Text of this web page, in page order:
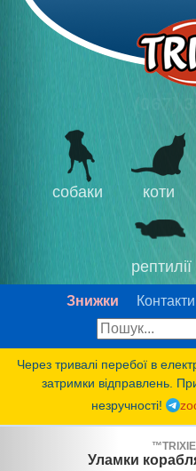
(067)
собаки коти
рептилії
Знижки Контакти
Через тривалі перебої в
затримки відправлень.
незручності!
™TRIXIE
Уламки